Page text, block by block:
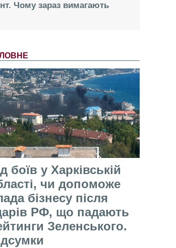
Чому зараз вимагають
боїв у Харківській
чи допоможе
бізнесу після
РФ, що падають
Зеленського.